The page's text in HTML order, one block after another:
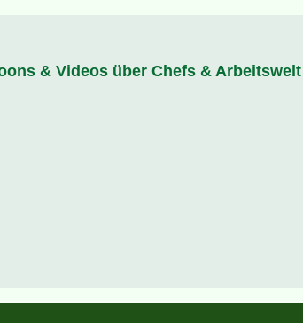
& Videos über Chefs & Arbeitswelt